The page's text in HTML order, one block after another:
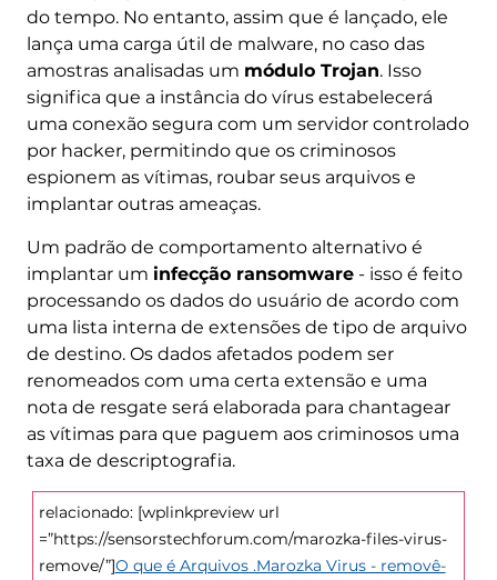
do tempo. No entanto, assim que é lançado, ele
lança uma carga útil de malware, no caso das
amostras analisadas um módulo Trojan. Isso
significa que a instância do vírus estabelecerá
uma conexão segura com um servidor controlado
por hacker, permitindo que os criminosos
espionem as vítimas, roubar seus arquivos e
implantar outras ameaças.
Um padrão de comportamento alternativo é
implantar um infecção ransomware- isso é feito
processando os dados do usuário de acordo com
uma lista interna de extensões de tipo de arquivo
de destino. Os dados afetados podem ser
renomeados com uma certa extensão e uma
nota de resgate será elaborada para chantagear
as vítimas para que paguem aos criminosos uma
taxa de descriptografia.
relacionado: [wplinkpreview url
=”https://sensorstechforum.com/marozka-files-virus-
remove/”]O que é Arquivos .Marozka Virus - removê-